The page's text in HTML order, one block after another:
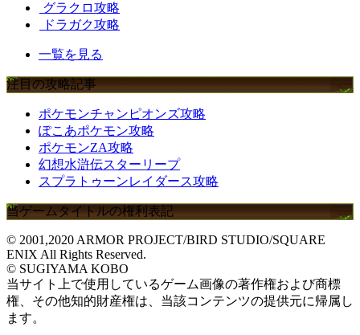
グラクロ攻略
ドラガク攻略
一覧を見る
注目の攻略記事
ポケモンチャンピオンズ攻略
ぽこあポケモン攻略
ポケモンZA攻略
幻想水滸伝スターリープ
スプラトゥーンレイダース攻略
当ゲームタイトルの権利表記
© 2001,2020 ARMOR PROJECT/BIRD STUDIO/SQUARE
ENIX All Rights Reserved.
© SUGIYAMA KOBO
当サイト上で使用しているゲーム画像の著作権および商標
権、その他知的財産権は、当該コンテンツの提供元に帰属し
ます。